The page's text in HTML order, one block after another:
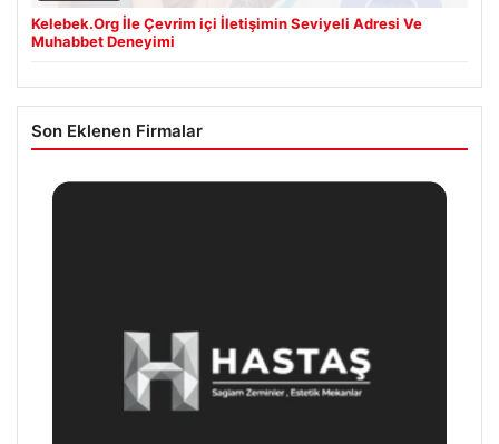
Kelebek.Org İle Çevrim içi İletişimin Seviyeli Adresi Ve
Muhabbet Deneyimi
Son Eklenen Firmalar